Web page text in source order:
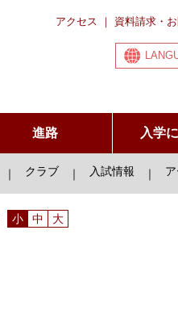
アクセス ｜ 資料請求・
進路 入学
｜ クラブ ｜ 入試情報 ｜
小 中 大